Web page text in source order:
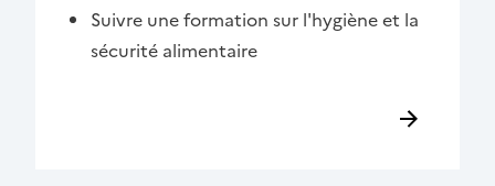
Suivre une formation sur l'hygiène et la
sécurité alimentaire